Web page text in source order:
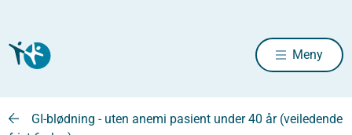
Meny
GI-blødning - uten anemi pasient under 40 år (veiledende